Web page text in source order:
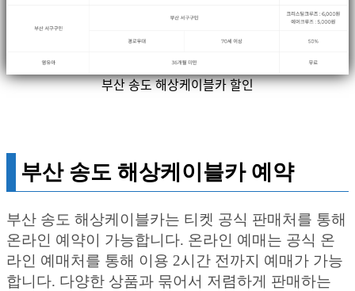
부산 송도 해상케이블카 할인
부산 송도 해상케이블카 예약
부산 송도 해상케이블카는 티켓 공식 판매처를 통해
온라인 예약이 가능합니다. 온라인 예매는 공식 온
라인 예매처를 통해 이용 2시간 전까지 예매가 가능
합니다. 다양한 상품과 묶어서 저렴하게 판매하는